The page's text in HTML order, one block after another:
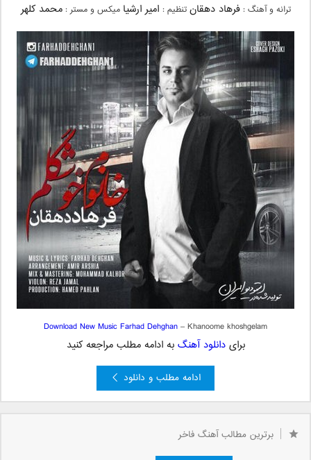
ترانه و آهنگ :فرهاد دهقانتنظیم : امیر ارشیا میکس و مستر :محمد کلهر
Download New MusicFarhad Dehghan– Khanoome khoshgelam
برایدانلود آهنگ به ادامه مطلب مراجعه کنید
ادامه مطلب و دانلود
برترین مطالب آهنگ فاخر